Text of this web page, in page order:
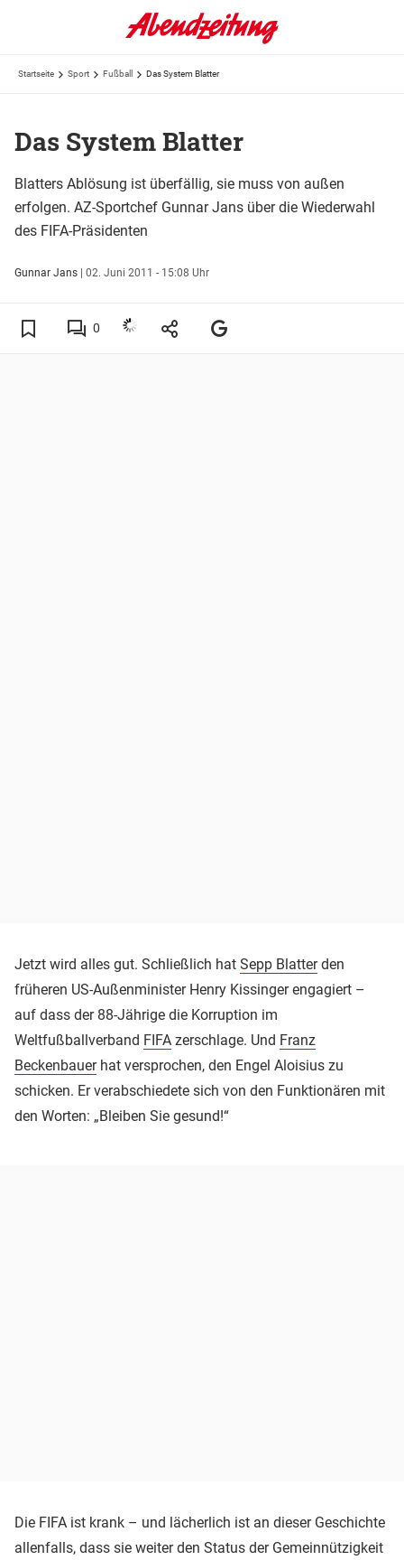
Startseite Sport Fußball Das System Blatter
Das System Blatter
Blatters Ablösung ist überfällig, sie muss von außen
erfolgen. AZ-Sportchef Gunnar Jans über die Wiederwahl
des FIFA-Präsidenten
Gunnar Jans | 02. Juni 2011 - 15:08 Uhr
0
Jetzt wird alles gut. Schließlich hat Sepp Blatterden
früheren US-Außenminister Henry Kissinger engagiert –
auf dass der 88-Jährige die Korruption im
Weltfußballverband FIFA zerschlage. Und Franz
Beckenbauerhat versprochen, den Engel Aloisius zu
schicken. Er verabschiedete sich von den Funktionären mit
den Worten: „Bleiben Sie gesund!“
Die FIFA ist krank – und lächerlich ist an dieser Geschichte
allenfalls, dass sie weiter den Status der Gemeinnützigkeit